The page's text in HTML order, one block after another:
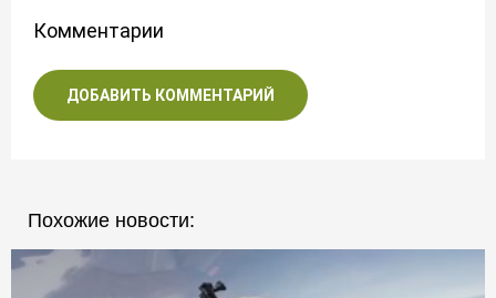
Комментарии
ДОБАВИТЬ КОММЕНТАРИЙ
Похожие новости: